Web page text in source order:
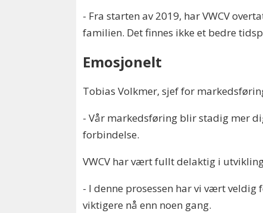
- Fra starten av 2019, har VWCV
familien. Det finnes ikke et bedre
Emosjonelt
Tobias Volkmer, sjef for
- Vår markedsføring blir stadig mer
forbindelse.
VWCV har vært fullt delaktig i
- I denne prosessen har vi vært
viktigere nå enn noen gang.